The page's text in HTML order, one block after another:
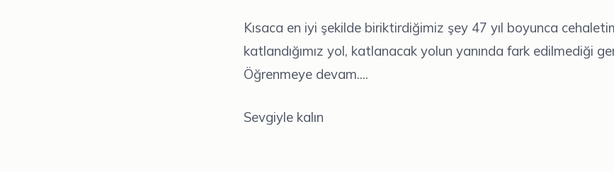
Kısaca en iyi şekilde biriktirdiğimiz şey 47 yıl boyunca
katlandığımız yol, katlanacak yolun yanında fark edilmediği
Öğrenmeye devam....
Sevgiyle kalın